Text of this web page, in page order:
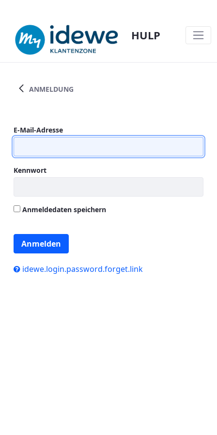
HULP
ANMELDUNG
Anmeldung
E-Mail-Adresse
Kennwort
Anmeldedaten speichern
Anmelden
idewe.login.password.forget.link